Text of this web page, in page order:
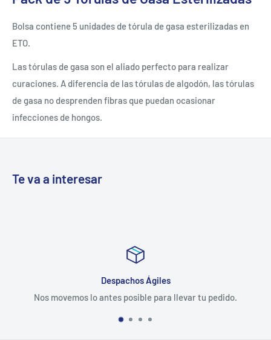
Bolsa contiene 5 unidades de tórula de gasa esterilizadas en
ETO.
Las tórulas de gasa son el aliado perfecto para realizar
curaciones. A diferencia de las tórulas de algodón, las tórulas
de gasa no desprenden fibras que puedan ocasionar
infecciones de hongos.
Te va a interesar
Despachos Ágiles
Nos movemos lo antes posible para llevar tu pedido.